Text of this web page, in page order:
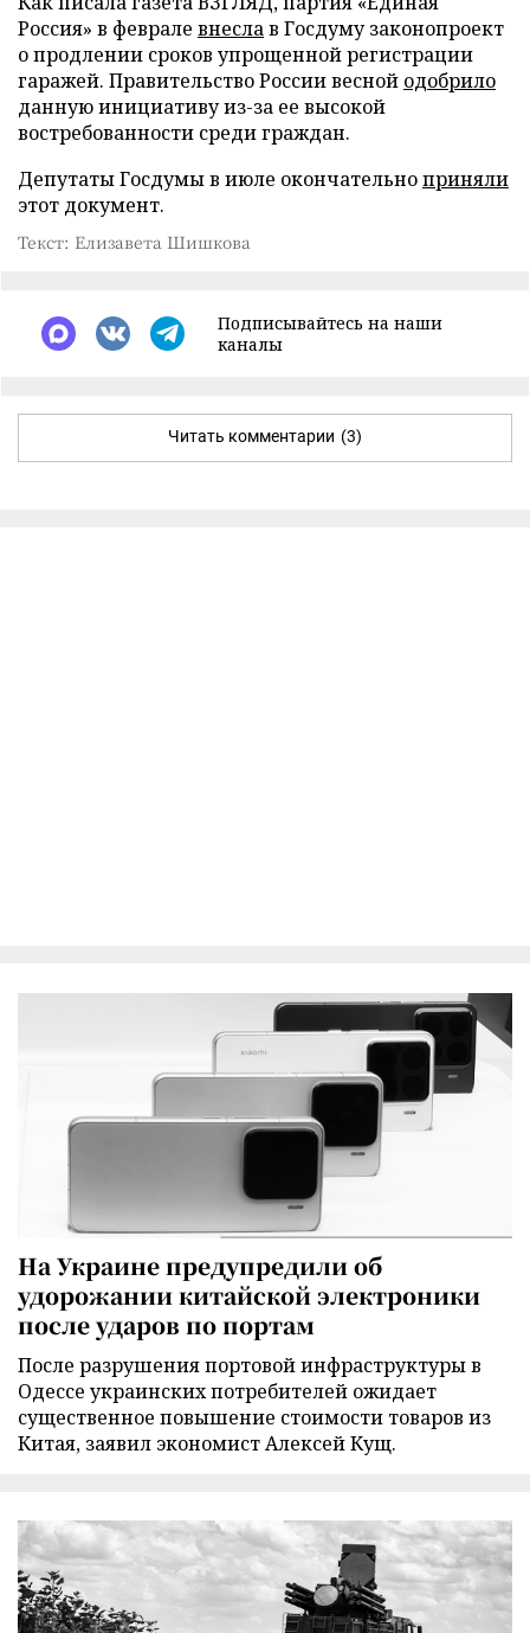
Россия» в феврале внеслав Госдуму законопроект
о продлении сроков упрощенной регистрации
гаражей. Правительство России весной одобрило
данную инициативу из-за ее высокой
востребованности среди граждан.
Депутаты Госдумы в июле окончательноприняли
этот документ.
Текст: Елизавета Шишкова
Подписывайтесь на наши
каналы
Читать комментарии (3)
На Украине предупредили об
удорожании китайской электроники
после ударов по портам
После разрушения портовой инфраструктуры в
Одессе украинских потребителей ожидает
существенное повышение стоимости товаров из
Китая, заявил экономист Алексей Кущ.